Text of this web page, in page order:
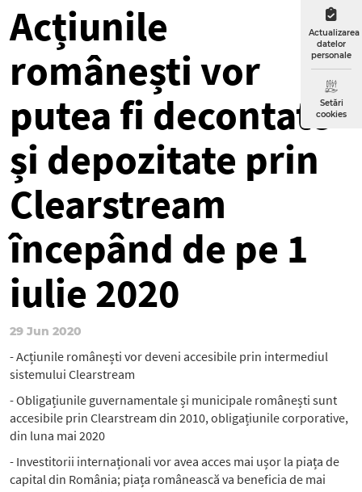
Actualizarea
datelor
personale
Setări
cookies
Acțiunile
românești vor
putea fi decontate
și depozitate prin
Clearstream
începând de pe 1
iulie 2020
29 Jun 2020
- Acțiunile românești vor deveni accesibile prin intermediul
sistemului Clearstream
- Obligațiunile guvernamentale și municipale românești sunt
accesibile prin Clearstream din 2010, obligațiunile corporative,
din luna mai 2020
- Investitorii internaționali vor avea acces mai ușor la piața de
capital din România; piața românească va beneficia de mai